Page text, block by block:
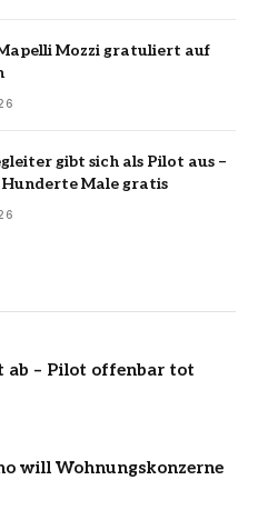
Mozzi gratuliert auf
gibt sich als Pilot aus –
Male gratis
ab – Pilot offenbar tot
will Wohnungskonzerne